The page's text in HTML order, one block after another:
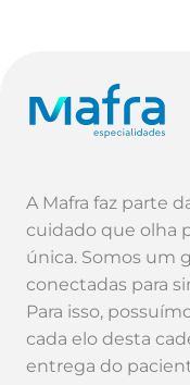
A Mafra faz parte
cuidado que olha
única. Somos um
conectadas para
Para isso,
cada elo desta
entrega do